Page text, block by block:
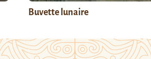
Buvette lunaire